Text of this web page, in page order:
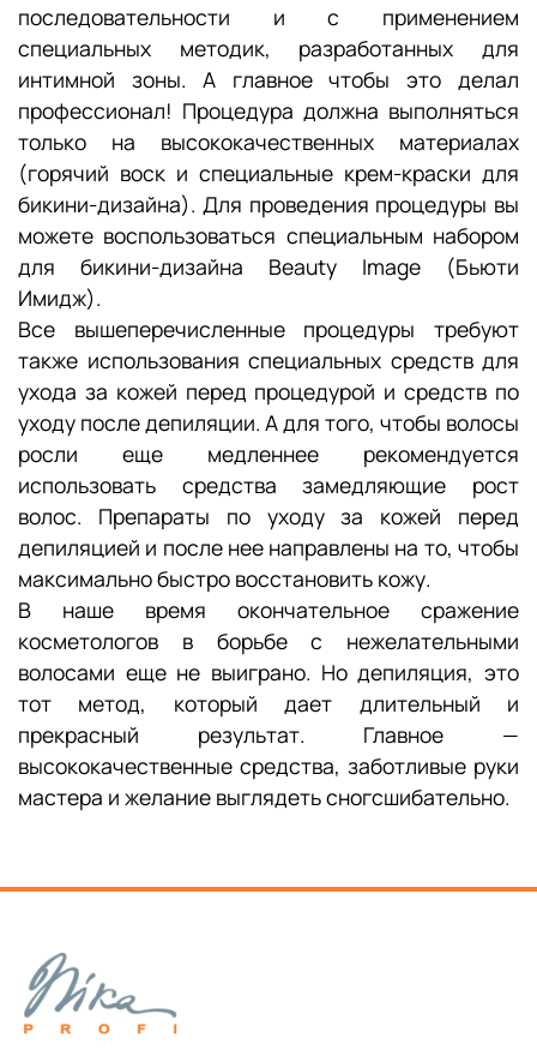
последовательности и с применением
специальных методик, разработанных для
интимной зоны. А главное чтобы это делал
профессионал! Процедура должна выполняться
только на высококачественных материалах
(горячий воск и специальные крем-краски для
бикини-дизайна). Для проведения процедуры вы
можете воспользоваться специальным набором
для бикини-дизайна Beauty Image (Бьюти
Имидж).
Все вышеперечисленные процедуры требуют
также использования специальных средств для
ухода за кожей перед процедурой и средств по
уходу после депиляции. А для того, чтобы волосы
росли еще медленнее рекомендуется
использовать средства замедляющие рост
волос. Препараты по уходу за кожей перед
депиляцией и после нее направлены на то, чтобы
максимально быстро восстановить кожу.
В наше время окончательное сражение
косметологов в борьбе с нежелательными
волосами еще не выиграно. Но депиляция, это
тот метод, который дает длительный и
прекрасный результат. Главное —
высококачественные средства, заботливые руки
мастера и желание выглядеть сногсшибательно.